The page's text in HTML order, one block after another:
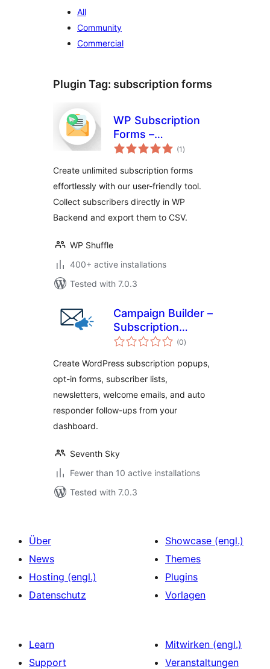
All
Community
Commercial
Plugin Tag: subscription forms
WP Subscription
Forms –
Subscription Form
WordPress
(1 total
ratings
)
Create unlimited subscription forms
effortlessly with our user-friendly tool.
Collect subscribers directly in WP
Backend and export them to CSV.
WP Shuffle
400+ active installations
Tested with 7.0.3
Campaign Builder –
Subscription
Popups,
Auto Responders
(0total
ratings
)
Create WordPress subscription popups,
opt-in forms, subscriber lists,
newsletters, welcome emails, and auto
responder follow-ups from your
dashboard.
Seventh Sky
Fewer than 10 active installations
Tested with 7.0.3
Über
News
Hosting (engl.)
Datenschutz
Showcase (engl.)
Themes
Plugins
Vorlagen
Learn
Support
Mitwirken (engl.)
Veranstaltungen